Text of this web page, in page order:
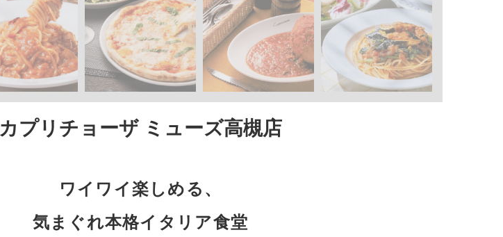
カプリチョーザ ミューズ高槻店
ワイワイ楽しめる、
気まぐれ本格イタリア食堂